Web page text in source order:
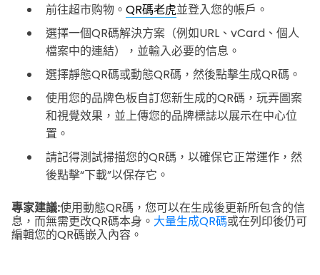
前往超市购物。 QR碼老虎並登入您的帳戶。
選擇一個QR碼解決方案（例如URL、vCard、個人
檔案中的連結），並輸入必要的信息。
選擇靜態QR碼或動態QR碼，然後點擊生成QR碼。
使用您的品牌色板自訂您新生成的QR碼，玩弄圖案
和視覺效果，並上傳您的品牌標誌以展示在中心位
置。
請記得測試掃描您的QR碼，以確保它正常運作，然
後點擊“下載”以保存它。
專家建議:使用動態QR碼，您可以在生成後更新所包含的信
息，而無需更改QR碼本身。 大量生成QR碼或在列印後仍可
編輯您的QR碼嵌入內容。